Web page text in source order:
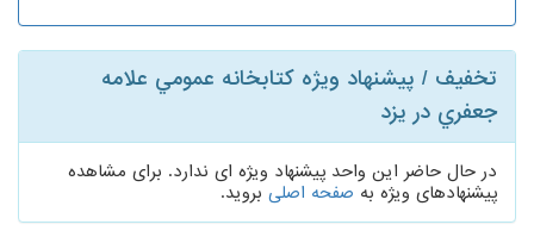
تخفیف / پیشنهاد ویژه كتابخانه عمومي علامه
جعفري در یزد
در حال حاضر این واحد پیشنهاد ویژه ای ندارد. برای مشاهده
پیشنهادهای ویژه بهصفحه اصلیبروید.